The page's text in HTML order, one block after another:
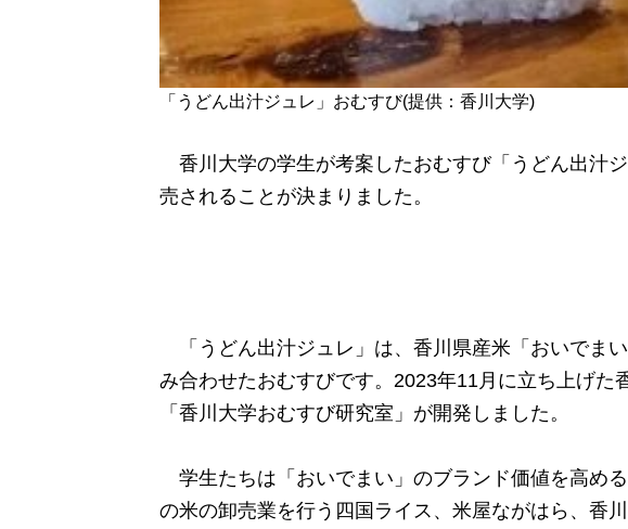
「うどん出汁ジュレ」おむすび(提供：香川大学)
香川大学の学生が考案したおむすび「うどん出汁
売されることが決まりました。
「うどん出汁ジュレ」は、香川県産米「おいでま
み合わせたおむすびです。2023年11月に立ち上げた
「香川大学おむすび研究室」が開発しました。
学生たちは「おいでまい」のブランド価値を高め
の米の卸売業を行う四国ライス、米屋ながはら、香